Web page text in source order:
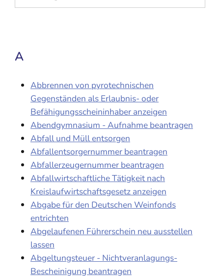
A
Abbrennen von pyrotechnischen
Gegenständen als Erlaubnis- oder
Befähigungsscheininhaber anzeigen
Abendgymnasium - Aufnahme beantragen
Abfall und Müll entsorgen
Abfallentsorgernummer beantragen
Abfallerzeugernummer beantragen
Abfallwirtschaftliche Tätigkeit nach
Kreislaufwirtschaftsgesetz anzeigen
Abgabe für den Deutschen Weinfonds
entrichten
Abgelaufenen Führerschein neu ausstellen
lassen
Abgeltungsteuer - Nichtveranlagungs-
Bescheinigung beantragen